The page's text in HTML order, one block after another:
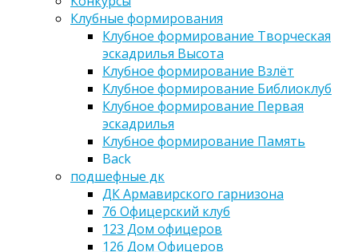
Клубные формирования
Клубное формирование Творческая
эскадрилья Высота
Клубное формирование Взлёт
Клубное формирование Библиоклуб
Клубное формирование Первая
эскадрилья
Клубное формирование Память
Back
подшефные дк
ДК Армавирского гарнизона
76 Офицерский клуб
123 Дом офицеров
126 Дом Офицеров